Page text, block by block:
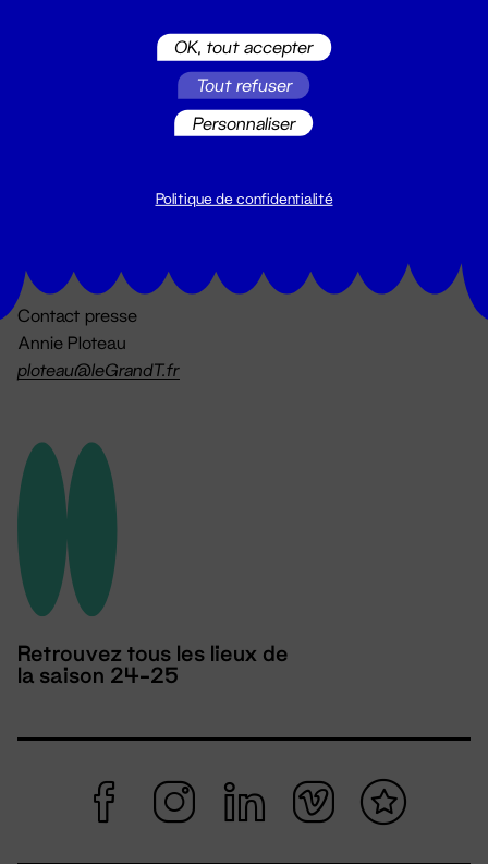
billetterie@leGrandT.fr
Du lundi au vendredi 14h → 18h
Contact presse
Annie Ploteau
ploteau@leGrandT.fr
Retrouvez tous les lieux de
la saison 24-25
OK, tout accepter
Tout refuser
Personnaliser
Politique de confidentialité